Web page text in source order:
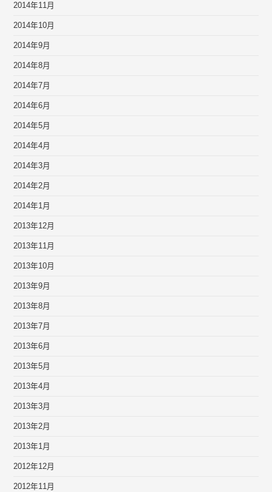
2014年11月
2014年10月
2014年9月
2014年8月
2014年7月
2014年6月
2014年5月
2014年4月
2014年3月
2014年2月
2014年1月
2013年12月
2013年11月
2013年10月
2013年9月
2013年8月
2013年7月
2013年6月
2013年5月
2013年4月
2013年3月
2013年2月
2013年1月
2012年12月
2012年11月